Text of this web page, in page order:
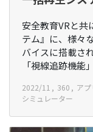
安全教育VRと共
テム』に、様々
バイスに搭載さ
「視線追跡機
2022/11 360 アプ
シミュレーター